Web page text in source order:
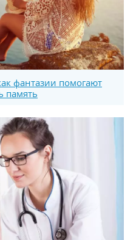
фантазии помогают
память